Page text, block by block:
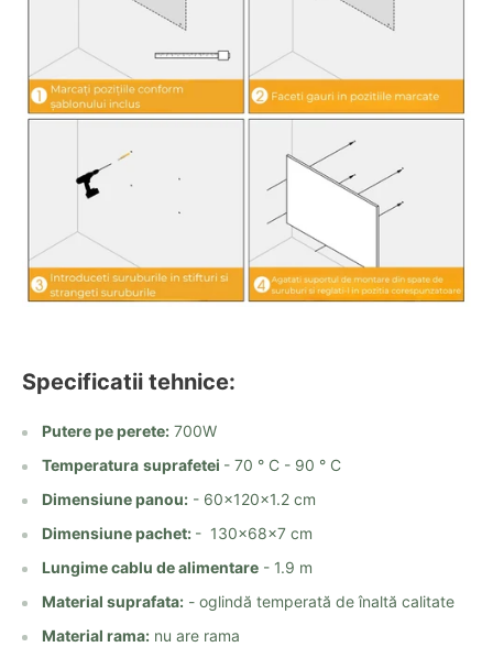
Specificatii tehnice:
Putere pe perete: 700W
Temperatura suprafetei - 70 ° C - 90 ° C
Dimensiune panou: - 60x120x1.2 cm
Dimensiune pachet: - 130x68x7 cm
Lungime cablu de alimentare - 1.9 m
Material suprafata: - oglindă temperată de înaltă calitate
Material rama: nu are rama